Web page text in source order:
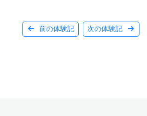
前の体験記 次の体験記